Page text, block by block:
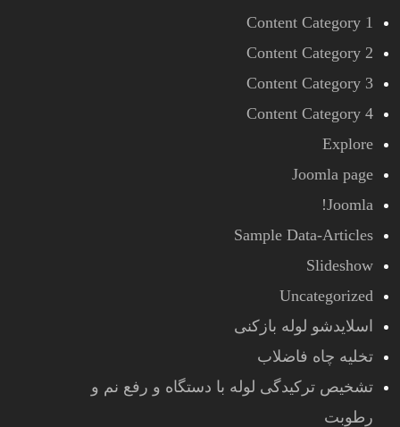
Content Category 1
Content Category 2
Content Category 3
Content Category 4
Explore
Joomla page
Joomla!
Sample Data-Articles
Slideshow
Uncategorized
اسلایدشو لوله بازکنی
تخلیه چاه فاضلاب
تشخیص ترکیدگی لوله با دستگاه و رفع نم و
رطوبت